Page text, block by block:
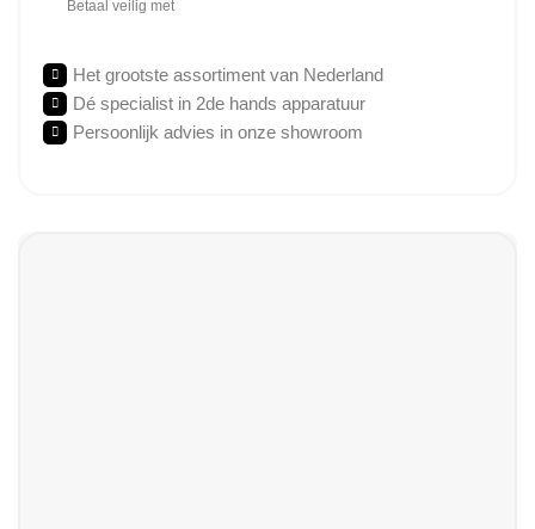
Betaal veilig met
Het grootste assortiment van Nederland
Dé specialist in 2de hands apparatuur
Persoonlijk advies in onze showroom